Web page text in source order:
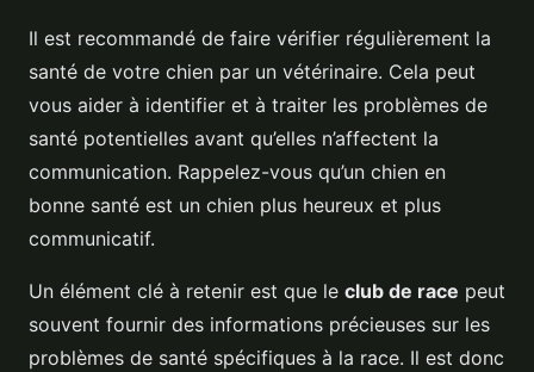
Il est recommandé de faire vérifier régulièrement la
santé de votre chien par un vétérinaire. Cela peut
vous aider à identifier et à traiter les problèmes de
santé potentielles avant qu’elles n’affectent la
communication. Rappelez-vous qu’un chien en
bonne santé est un chien plus heureux et plus
communicatif.
Un élément clé à retenir est que le club de race peut
souvent fournir des informations précieuses sur les
problèmes de santé spécifiques à la race. Il est donc